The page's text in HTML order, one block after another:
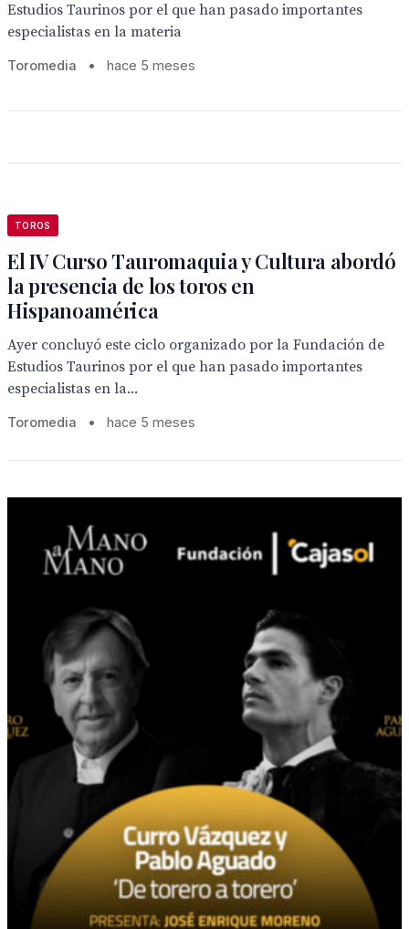
Estudios Taurinos por el que han pasado importantes
especialistas en la materia
Toromedia • hace 5 meses
TOROS
El IV Curso Tauromaquia y Cultura abordó
la presencia de los toros en
Hispanoamérica
Ayer concluyó este ciclo organizado por la Fundación de
Estudios Taurinos por el que han pasado importantes
especialistas en la...
Toromedia • hace 5 meses